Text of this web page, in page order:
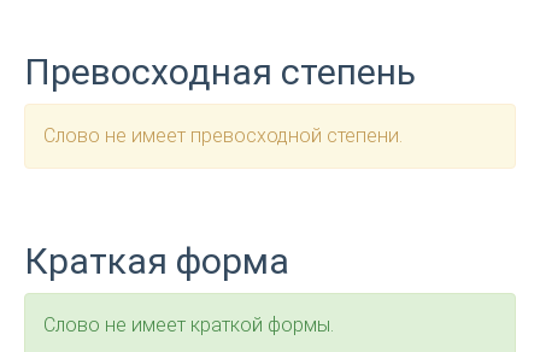
Превосходная степень
Слово не имеет превосходной степени.
Краткая форма
Слово не имеет краткой формы.